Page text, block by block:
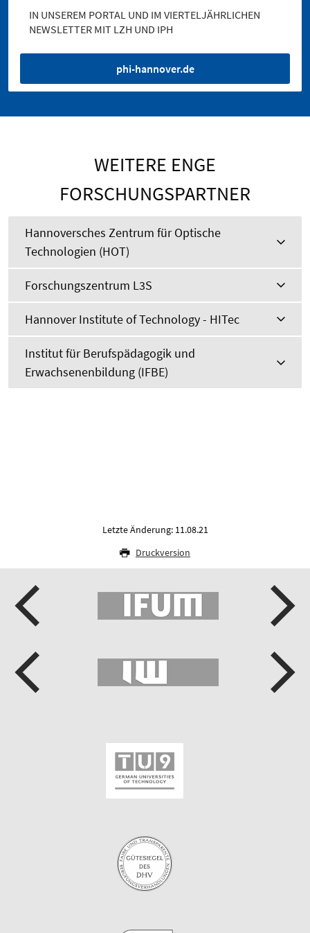
IN UNSEREM PORTAL UND IM VIERTELJÄHRLICHEN
NEWSLETTER MIT LZH UND IPH
phi-hannover.de
WEITERE ENGE
FORSCHUNGSPARTNER
Hannoversches Zentrum für Optische
Technologien (HOT)
Forschungszentrum L3S
Hannover Institute of Technology - HITec
Institut für Berufspädagogik und
Erwachsenenbildung (IFBE)
Letzte Änderung: 11.08.21
Druckversion